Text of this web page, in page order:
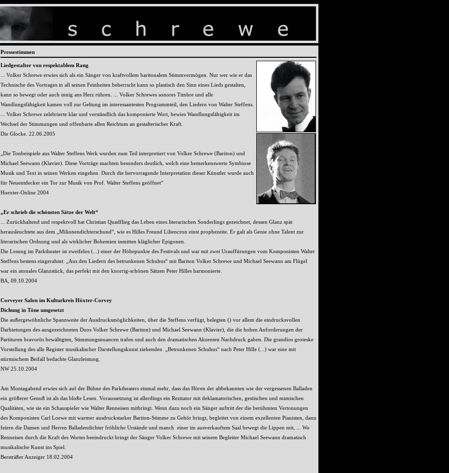
Pressestimmen
Liedgestalter von respektablem Rang
... Volker Schrewe erwies sich als ein Sänger von kraftvollem baritonalem Stimmvermögen. Nur wer wie er das
Technische des Vortrages in all seinen Feinheiten beherrscht kann so plastisch den Sinn eines Lieds gestalten,
kann so bewegt oder auch innig ans Herz rühren. ... Volker Schrewes sonores Timbre und alle
Wandlungsfähigkeit kamen voll zur Geltung im interessantesten Programmteil, den Liedern von Walter Steffens.
... Volker Schrewe zelebrierte klar und verständlich das komponierte Wort, bewies Wandlungsfähigkeit im
Wechsel der Stimmungen und offenbarte allen Reichtum an gestalterischer Kraft.
Die Glocke. 22.06.2005
„Die Tonbeispiele aus Walter Steffens Werk wurden zum Teil interpretiert von Volker Schrewe (Bariton) und
Michael Seewann (Klavier). Diese Vorträge machten besonders deutlich, welch eine bemerkenswerte Symbiose
Musik und Text in seinen Werken eingehen. Durch die hervorragende Interpretation dieser Künstler wurde auch
für Neuentdecker ein Tor zur Musik von Prof. Walter Steffens geöffnet“
Hoexter-Online 2004
„Er schrieb die schönsten Sätze der Welt“
... Zurückhaltend und respektvoll hat Christian Quadflieg das Leben eines literarischen Sonderlings gezeichnet, dessen Glanz spät
herausleuchtete aus dem „Milionendichterschund“, wie es Hilles Freund Liliencron einst prophezeite. Er galt als Genie ohne Talent zur
literarischen Ordnung und als wirklicher Bohemien inmitten kläglicher Epigonen.
Die Lesung im Parktheater ist zweifelos (...) einer der Höhepunkte des Festivals und war mit zwei Urauffürungen vom Komponisten Walter
Steffens bestens eingerahmt: „Aus den Liedern des betrunkenen Schuhus“ mit Bariton Volker Schrewe und Michael Seewann am Flügel
war ein atonales Glanzstück, das perfekt mit den knorrig-schönen Sätzen Peter Hilles harmonierte.
BA, 09.10.2004
Corveyer Salon im Kulturkreis Höxter-Corvey
Dichung in Töne umgesetzt
Die außergewöhnliche Spannweite der Ausdrucksmöglichkeiten, über die Steffens verfügt, belegten () vor allem die eindrucksvollen
Darbietungen des ausgezeichneten Duos Volker Schrewe (Bariton) und Michael Seewann (Klavier), die die hohen Anforderungen der
Partituren bravorös bewältigten, Stimmungsnuancen trafen und auch den dramatischen Akzenten Nachdruck gaben. Die grandios groteske
Vorstellung des alle Register musikalischer Darstellungskunst ziehenden „Betrunkenen Schuhus“ nach Peter Hille (...) war eine mit
stürmischem Beifall bedachte Glanzleistung.
NW 25.10.2004
Am Montagabend erwies sich auf der Bühne des Parktheaters einmal mehr, dass das Hören der altbekannten wie der vergessenen Balladen
ein größerer Genuß ist als das bloße Lesen. Voraussetzung ist allerdings ein Rezitator mit deklamatorischen, gestischen und mimischen
Qualitäten, wie sie ein Schauspieler wie Walter Renneisen mitbringt. Wenn dazu noch ein Sänger auftritt der die berühmten Vertonungen
des Komponisten Carl Loewe mit warmer ausdruckstarker Bariton-Stimme zu Gehör bringt, begleitet von einem exzellenten Pianisten, dann
feiern die Damen und Herren Balladendichter fröhliche Urstände und manch einer im ausverkauftem Saal bewegt die Lippen mit, ... Wo
Renneisen durch die Kraft des Wortes beeindruckt bringt der Sänger Volker Schrewe mit seinem Begleiter Michael Seewann dramatisch
musikalische Kunst ins Spiel.
Bersträßer Anzeiger 18.02.2004